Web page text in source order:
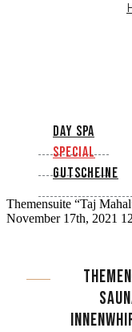
Day Spa
Special
Gutscheine
Themensuite “Taj
November 17th, 2021